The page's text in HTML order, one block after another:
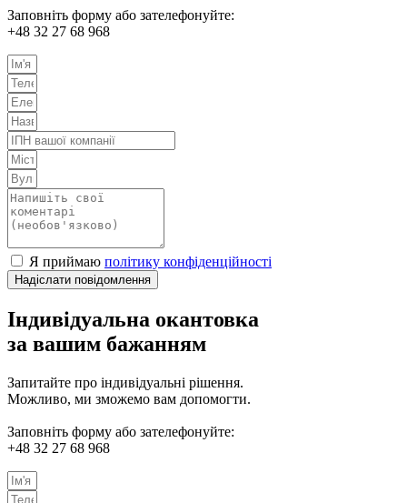
Заповніть форму або зателефонуйте:
+48 32 27 68 968
Я приймаю політику конфіденційності
Надіслати повідомлення
Індивідуальна окантовка
за вашим бажанням
Запитайте про індивідуальні рішення.
Можливо, ми зможемо вам допомогти.
Заповніть форму або зателефонуйте:
+48 32 27 68 968